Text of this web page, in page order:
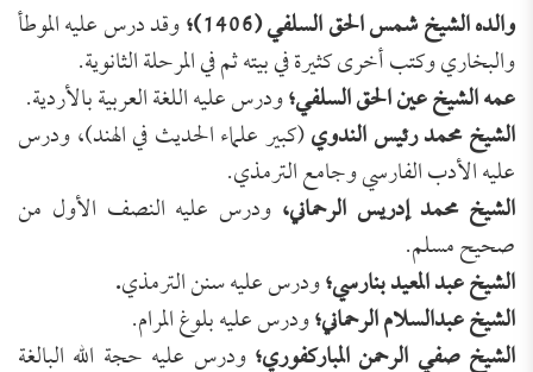
والده الشيخ شمس الحق السلفي (1406)؛
وقد درس عليه الموطأ
والبخاري وكتب أخرى كثيرة في بيته ثم في المرحلة الثانوية.
عمه الشيخ عين الحق السلفي؛ودرس عليه اللغة العربية بالأردية.
الشيخ محمد رئيس الندوي(كبير علماء الحديث في الهند)، ودرس
عليه الأدب الفارسي وجامع الترمذي.
الشيخ محمد إدريس الرحماني، ودرس عليه النصف الأول من
صحيح مسلم.
الشيخ عبد المعيد بنارسي؛ودرس عليه سنن الترمذي.
الشيخ عبدالسلام الرحماني؛ودرس عليه بلوغ المرام.
الشيخ صفي الرحمن المباركفوري؛ودرس عليه حجة الله البالغة